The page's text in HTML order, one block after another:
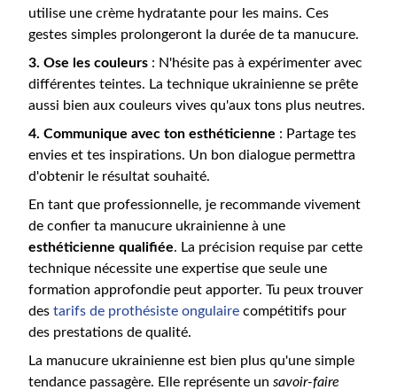
utilise une crème hydratante pour les mains. Ces
gestes simples prolongeront la durée de ta manucure.
3. Ose les couleurs : N'hésite pas à expérimenter avec
différentes teintes. La technique ukrainienne se prête
aussi bien aux couleurs vives qu'aux tons plus neutres.
4. Communique avec ton esthéticienne : Partage tes
envies et tes inspirations. Un bon dialogue permettra
d'obtenir le résultat souhaité.
En tant que professionnelle, je recommande vivement
de confier ta manucure ukrainienne à une
esthéticienne qualifiée. La précision requise par cette
technique nécessite une expertise que seule une
formation approfondie peut apporter. Tu peux trouver
des tarifs de prothésiste ongulaire compétitifs pour
des prestations de qualité.
La manucure ukrainienne est bien plus qu'une simple
tendance passagère. Elle représente un savoir-faire